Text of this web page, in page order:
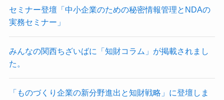
セミナー登壇「中小企業のための秘密情報管理とNDAの
実務セミナー」
みんなの関西ちざいばに「知財コラム」が掲載されまし
た。
「ものづくり企業の新分野進出と知財戦略」に登壇しま